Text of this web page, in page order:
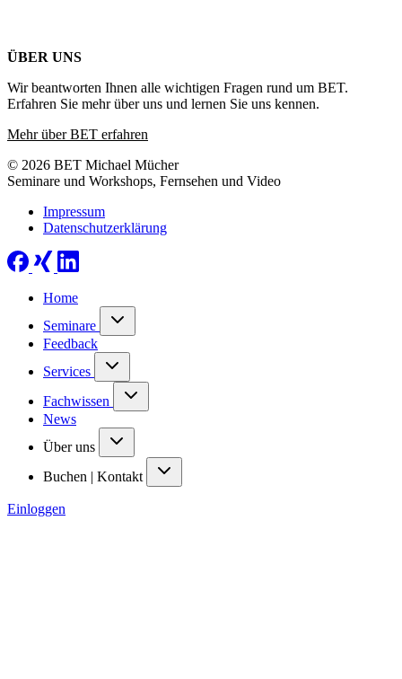
ÜBER UNS
Wir beantworten Ihnen alle wichtigen Fragen rund um BET.
Erfahren Sie mehr über uns und lernen Sie uns kennen.
Mehr über BET erfahren
© 2026 BET Michael Mücher
Seminare und Workshops, Fernsehen und Video
Impressum
Datenschutzerklärung
Home
Seminare
Feedback
Services
Fachwissen
News
Über uns
Buchen | Kontakt
Einloggen